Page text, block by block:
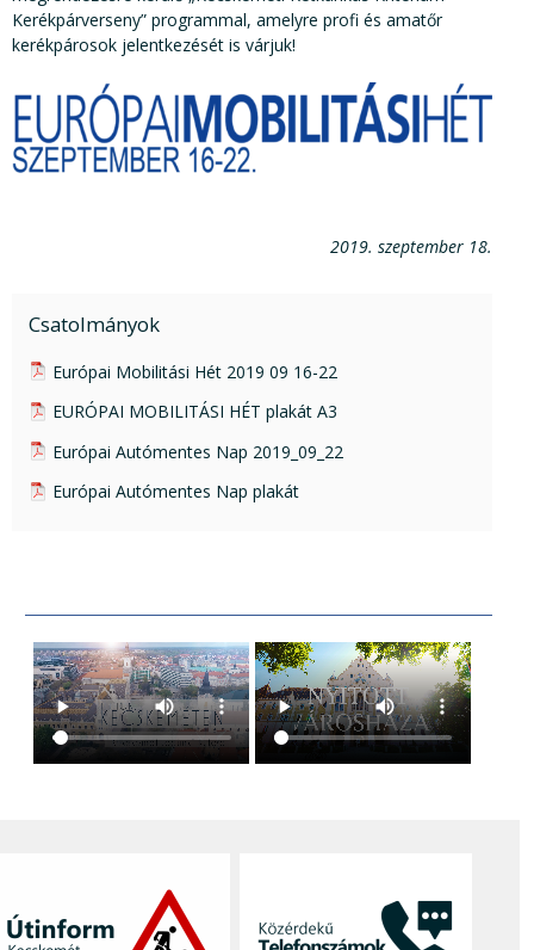
Kerékpárverseny” programmal, amelyre profi és amatőr
kerékpárosok jelentkezését is várjuk!
2019. szeptember 18.
Csatolmányok
pdf csatolmány:
Európai Mobilitási Hét 2019 09 16-22
pdf csatolmány:
EURÓPAI MOBILITÁSI HÉT plakát A3
pdf csatolmány:
Európai Autómentes Nap 2019_09_22
pdf csatolmány:
Európai Autómentes Nap plakát